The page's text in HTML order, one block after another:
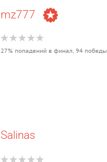
mz777
27% попадений в финал, 94 победы
Salinas